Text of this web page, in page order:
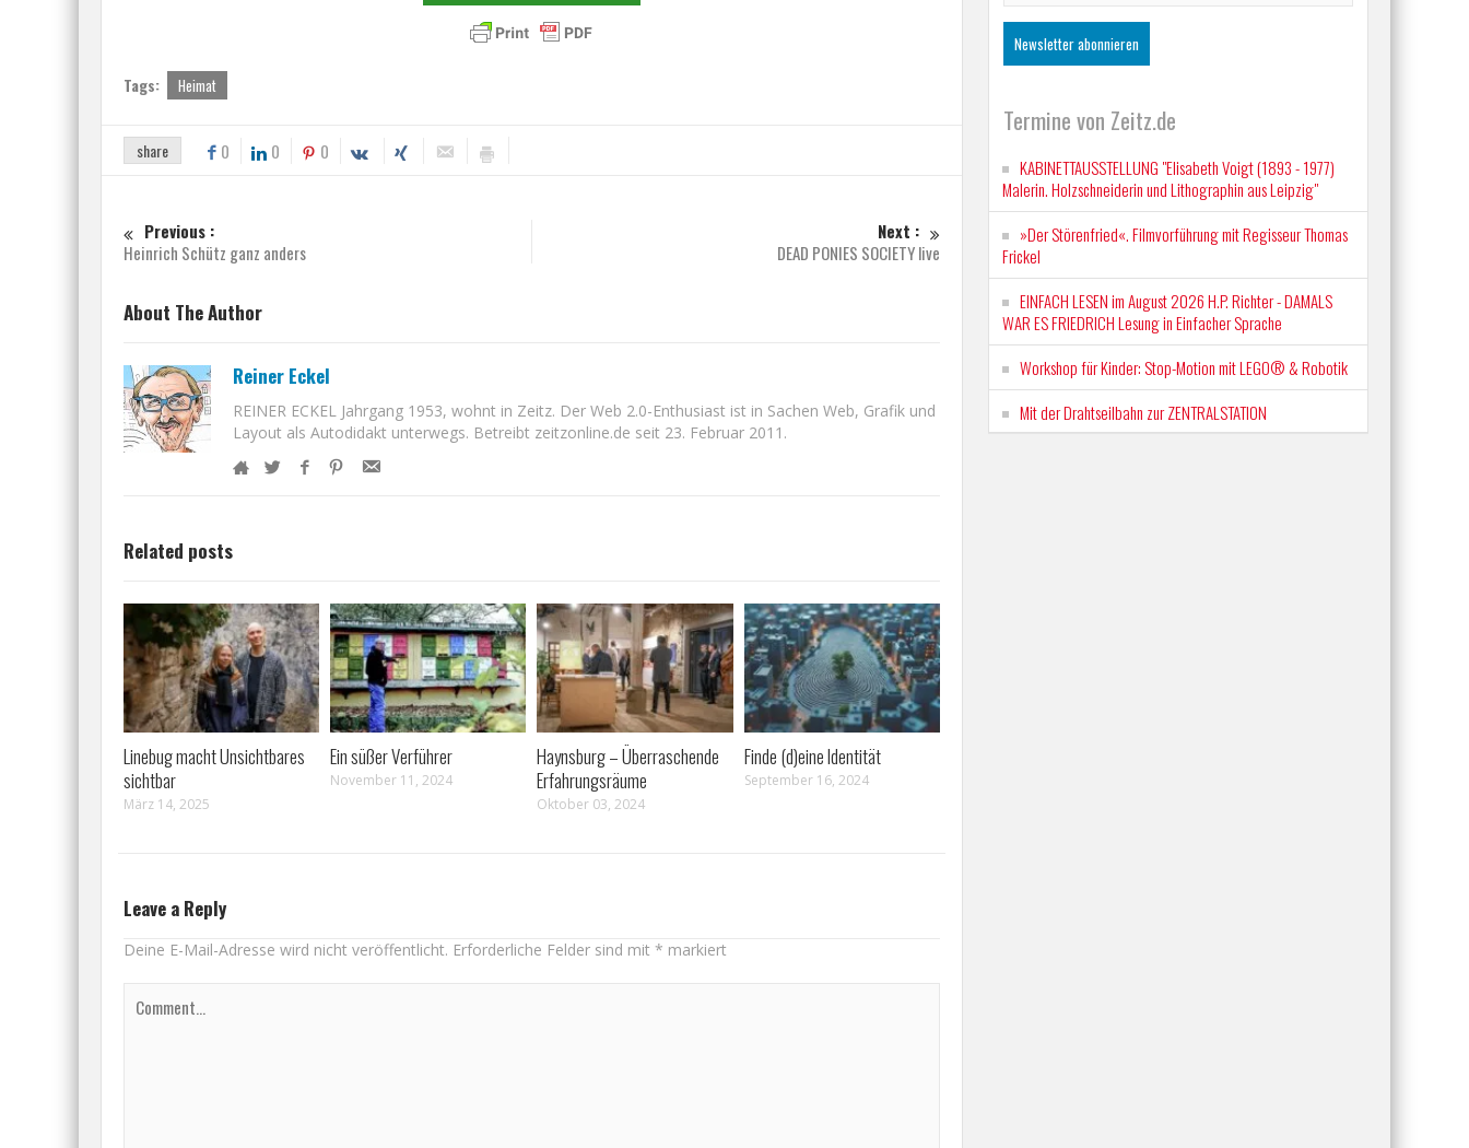
Tags: Heimat
share 0 0 0
Previous :
Heinrich Schütz ganz anders
Next :
DEAD PONIES SOCIETY live
About The Author
Reiner Eckel
REINER ECKEL Jahrgang 1953, wohnt in Zeitz. Der Web 2.0-Enthusiast ist in Sachen Web, Grafik und
Layout als Autodidakt unterwegs. Betreibt zeitzonline.de seit 23. Februar 2011.
Related posts
Linebug macht Unsichtbares
sichtbar
März 14, 2025
Ein süßer Verführer
November 11, 2024
Haynsburg – Überraschende
Erfahrungsräume
Oktober 03, 2024
Finde (d)eine Identität
September 16, 2024
Leave a Reply
Deine E-Mail-Adresse wird nicht veröffentlicht. Erforderliche Felder sind mit * markiert
Termine von Zeitz.de
KABINETTAUSSTELLUNG "Elisabeth Voigt (1893 - 1977)
Malerin. Holzschneiderin und Lithographin aus Leipzig"
»Der Störenfried«. Filmvorführung mit Regisseur Thomas
Frickel
EINFACH LESEN im August 2026 H.P. Richter - DAMALS
WAR ES FRIEDRICH Lesung in Einfacher Sprache
Workshop für Kinder: Stop-Motion mit LEGO® & Robotik
Mit der Drahtseilbahn zur ZENTRALSTATION